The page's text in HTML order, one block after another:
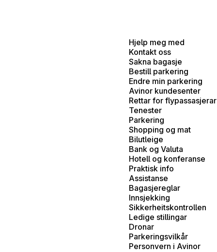
Hjelp meg med
Kontakt oss
Sakna bagasje
Bestill parkering
Endre min parkering
Avinor kundesenter
Rettar for flypassasjerar
Tenester
Parkering
Shopping og mat
Bilutleige
Bank og Valuta
Hotell og konferanse
Praktisk info
Assistanse
Bagasjereglar
Innsjekking
Sikkerheitskontrollen
Ledige stillingar
Dronar
Parkeringsvilkår
Personvern i Avinor